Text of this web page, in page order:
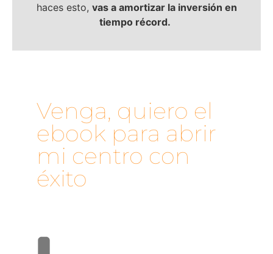
haces esto, vas a amortizar la inversión en
tiempo récord.
Venga, quiero el
ebook para abrir
mi centro con
éxito